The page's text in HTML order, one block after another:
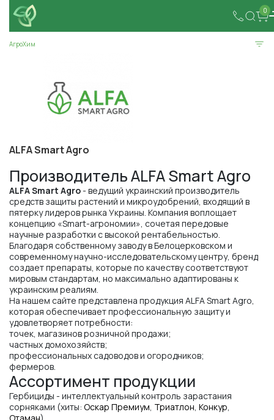
0
АгроХим
ALFA Smart Agro
Производитель ALFA Smart Agro
ALFA Smart Agro- ведущий украинский производитель
средств защиты растений и микроудобрений, входящий в
пятерку лидеров рынка Украины. Компания воплощает
концепцию «Smart-агрономии», сочетая передовые
научные разработки с высокой рентабельностью.
Благодаря собственному заводу в Белоцерковском и
современному научно-исследовательскому центру, бренд
создает препараты, которые по качеству соответствуют
мировым стандартам, но максимально адаптированы к
украинским реалиям.
На нашем сайте представлена продукция ALFA Smart Agro,
которая обеспечивает профессиональную защиту и
удовлетворяет потребности:
точек, магазинов розничной продажи;
частных домохозяйств;
профессиональных садоводов и огородников;
фермеров.
Ассортимент продукции
Гербициды - интеллектуальный контроль зарастания
сорняками (хиты: Оскар Премиум, Триатлон, Конкур,